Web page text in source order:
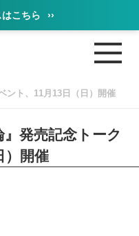
こちら ››
ント、11月13日（日）開催
発売記念トーク
）開催